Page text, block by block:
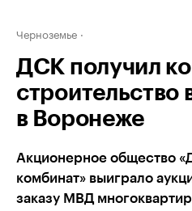
Черноземье
ДСК получил
в Воронеже
Акционерное общество
комбинат» выиграло
заказу МВД